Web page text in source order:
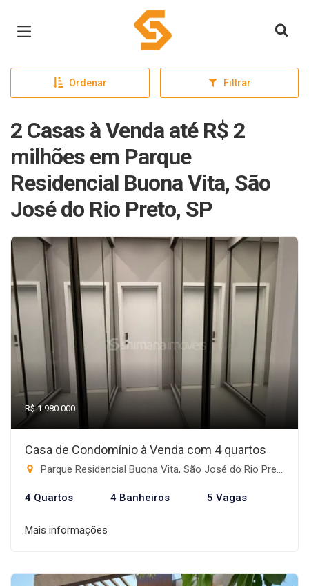
Página inicial
Ordenar Filtrar
2 Casas à Venda até R$ 2
milhões em Parque
Residencial Buona Vita, São
José do Rio Preto, SP
R$ 1.980.000
Casa de Condomínio à Venda com 4 quartos
Parque Residencial Buona Vita, São José do Rio Preto-SP
4 Quartos 4 Banheiros 5 Vagas
Mais informações